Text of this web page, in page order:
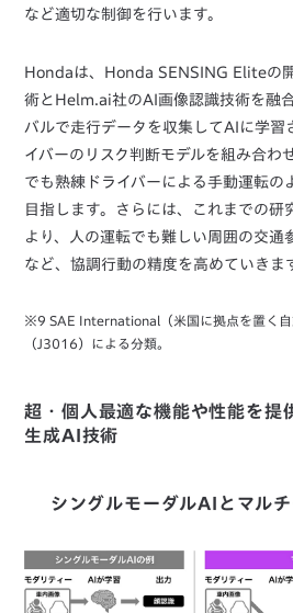
など適切な制御を行います。
Hondaは、Honda SENSING Eliteの
術とHelm.ai社のAI画像認識技術を融
バルで走行データを収集してAIに学習
イバーのリスク判断モデルを組み合わ
でも熟練ドライバーによる手動運転の
目指します。さらには、これまでの研
より、人の運転でも難しい周囲の交通
など、協調行動の精度を高めていきま
※9 SAE International（米国に拠点を置く自
（J3016）による分類。
超・個人最適な機能や性能を提
生成AI技術
シングルモーダルAIとマル